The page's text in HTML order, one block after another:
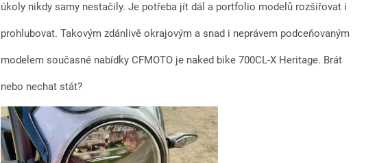
úkoly nikdy samy nestačily. Je potřeba jít dál a portfolio modelů rozšiřovat i
prohlubovat. Takovým zdánlivě okrajovým a snad i neprávem podceňovaným
modelem současné nabídky CFMOTO je naked bike 700CL-X Heritage. Brát
nebo nechat stát?